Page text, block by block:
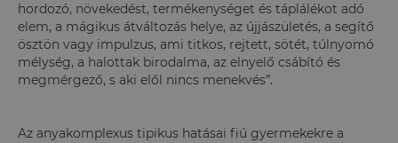
hordozó, növekedést, termékenységet és táplálékot adó
elem, a mágikus átváltozás helye, az újjászületés, a segítő
ösztön vagy impulzus, ami titkos, rejtett, sötét, túlnyomó
mélység, a halottak birodalma, az elnyelő csábító és
megmérgező, s aki elől nincs menekvés”.
Az anyakomplexus tipikus hatásai fiú gyermekekre a